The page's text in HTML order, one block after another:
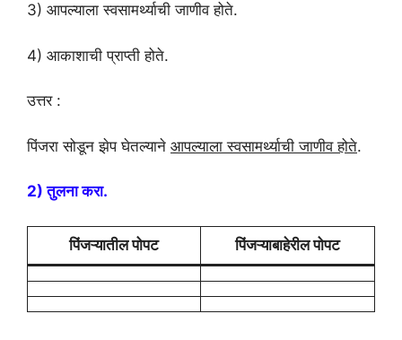
3) आपल्याला स्वसामर्थ्याची जाणीव होते.
4) आकाशाची प्राप्ती होते.
उत्तर :
पिंजरा सोडून झेप घेतल्याने आपल्याला स्वसामर्थ्याची जाणीव होते.
2) तुलना करा.
पिंजऱ्यातील पोपट पिंजऱ्याबाहेरील पोपट